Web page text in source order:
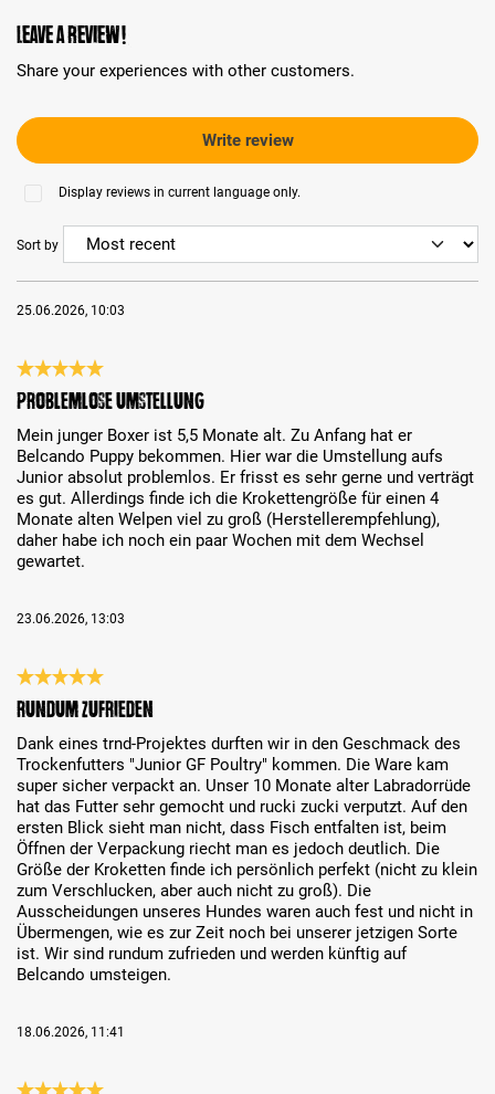
Leave a review!
Share your experiences with other customers.
Write review
Display reviews in current language only.
Sort by
25.06.2026, 10:03
Review with rating of 5 out of 5 stars
Problemlose Umstellung
Mein junger Boxer ist 5,5 Monate alt. Zu Anfang hat er
Belcando Puppy bekommen. Hier war die Umstellung aufs
Junior absolut problemlos. Er frisst es sehr gerne und verträgt
es gut. Allerdings finde ich die Krokettengröße für einen 4
Monate alten Welpen viel zu groß (Herstellerempfehlung),
daher habe ich noch ein paar Wochen mit dem Wechsel
gewartet.
23.06.2026, 13:03
Review with rating of 5 out of 5 stars
Rundum zufrieden
Dank eines trnd-Projektes durften wir in den Geschmack des
Trockenfutters "Junior GF Poultry" kommen. Die Ware kam
super sicher verpackt an. Unser 10 Monate alter Labradorrüde
hat das Futter sehr gemocht und rucki zucki verputzt. Auf den
ersten Blick sieht man nicht, dass Fisch entfalten ist, beim
Öffnen der Verpackung riecht man es jedoch deutlich. Die
Größe der Kroketten finde ich persönlich perfekt (nicht zu klein
zum Verschlucken, aber auch nicht zu groß). Die
Ausscheidungen unseres Hundes waren auch fest und nicht in
Übermengen, wie es zur Zeit noch bei unserer jetzigen Sorte
ist. Wir sind rundum zufrieden und werden künftig auf
Belcando umsteigen.
18.06.2026, 11:41